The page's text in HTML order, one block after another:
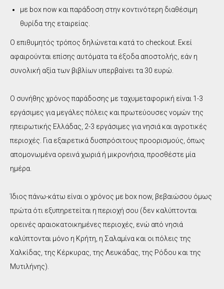
με box now και παράδοση στην κοντινότερη διαθέσιμη
θυρίδα της εταιρείας.
Ο επιθυμητός τρόπος δηλώνεται κατά το checkout. Εκεί
αφαιρούνται επίσης αυτόματα τα έξοδα αποστολής, εάν η
συνολική αξία των βιβλίων υπερβαίνει τα 30 ευρώ.
Ο συνήθης χρόνος παράδοσης με ταχυμεταφορική είναι 1-3
εργάσιμες για μεγάλες πόλεις και πρωτεύουσες νομών της
ηπειρωτικής Ελλάδας, 2-3 εργάσιμες για νησιά και αγροτικές
περιοχές. Για εξαιρετικά δυσπρόσιτους προορισμούς, όπως
απομονωμένα ορεινά χωριά ή μικρονήσια, προσθέστε μία
ημέρα.
Ίδιος πάνω-κάτω είναι ο χρόνος με box now, βεβαιώσου όμως
πρώτα ότι εξυπηρετείται η περιοχή σου (δεν καλύπτονται
ορεινές αραιοκατοικημένες περιοχές, ενώ από νησιά
καλύπτονται μόνο η Κρήτη, η Σαλαμίνα και οι πόλεις της
Χαλκίδας, της Κέρκυρας, της Λευκάδας, της Ρόδου και της
Μυτιλήνης).